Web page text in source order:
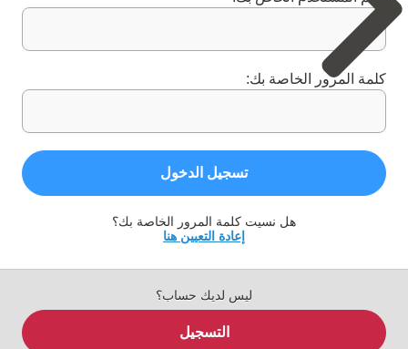
كلمة المرور الخاصة بك:
تسجيل الدخول
هل نسيت كلمة المرور الخاصة بك؟
إعادة التعيين هنا
ليس لديك حساب؟
التسجيل